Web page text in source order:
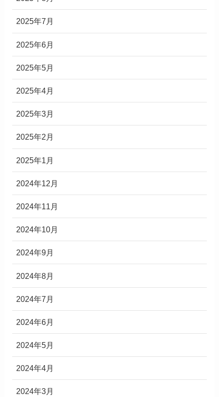
2025年7月
2025年6月
2025年5月
2025年4月
2025年3月
2025年2月
2025年1月
2024年12月
2024年11月
2024年10月
2024年9月
2024年8月
2024年7月
2024年6月
2024年5月
2024年4月
2024年3月